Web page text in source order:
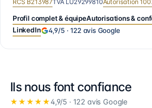
RCS B213987TVA LU29299810Autorisation
Profil complet & équipeAutorisations &
LinkedIn
4,9/5 ·122 avis Google
Ils nous font confiance
★★★★★4,9/5 · 122 avis Google